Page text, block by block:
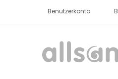
Benutzerkonto